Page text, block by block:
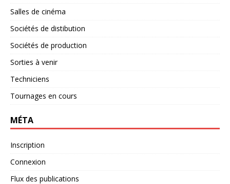
Salles de cinéma
Sociétés de distibution
Sociétés de production
Sorties à venir
Techniciens
Tournages en cours
MÉTA
Inscription
Connexion
Flux des publications